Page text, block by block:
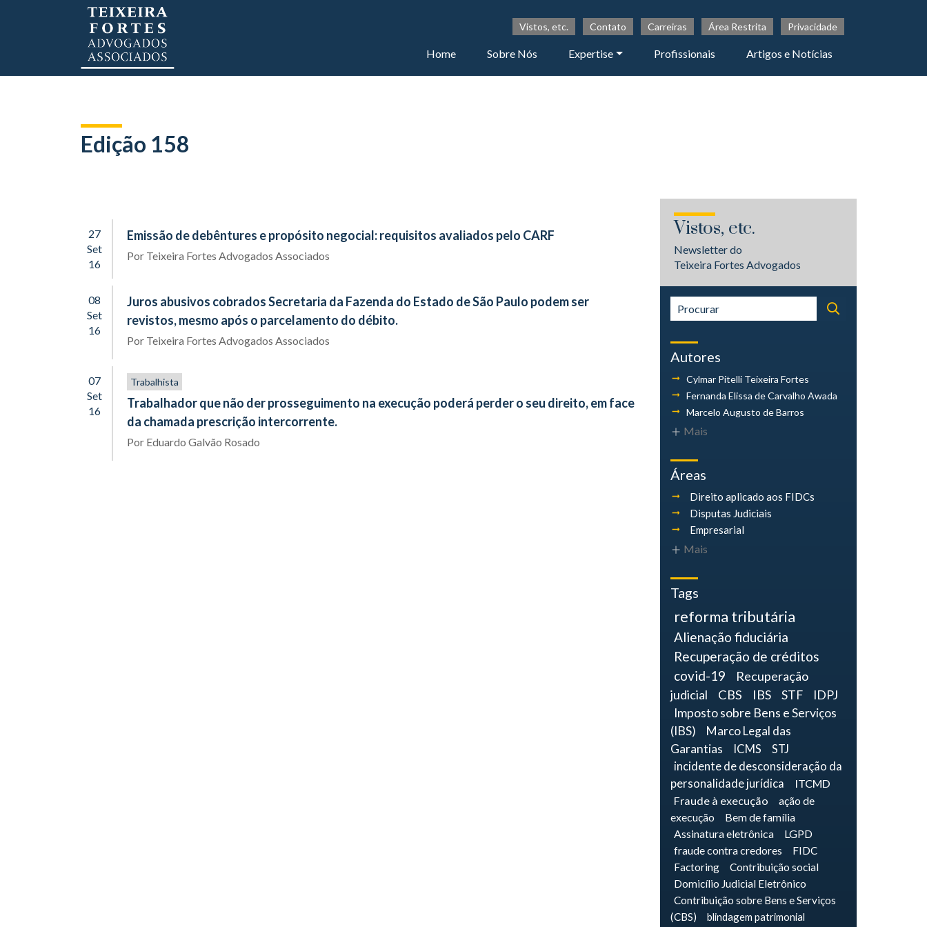
Vistos, etc. Contato Carreiras Área Restrita Privacidade
Home Sobre Nós Expertise Profissionais Artigos e Notícias
Edição 158
27
Set
16
Emissão de debêntures e propósito negocial: requisitos avaliados pelo CARF
Por Teixeira Fortes Advogados Associados
08
Set
16
Juros abusivos cobrados Secretaria da Fazenda do Estado de São Paulo podem ser
revistos, mesmo após o parcelamento do débito.
Por Teixeira Fortes Advogados Associados
07
Set
16
Trabalhista
Trabalhador que não der prosseguimento na execução poderá perder o seu direito, em face
da chamada prescrição intercorrente.
Por Eduardo Galvão Rosado
Vistos, etc.
Newsletter do
Teixeira Fortes Advogados
Autores
Cylmar Pitelli Teixeira Fortes
Fernanda Elissa de Carvalho Awada
Marcelo Augusto de Barros
Mais
Áreas
Direito aplicado aos FIDCs
Disputas Judiciais
Empresarial
Mais
Tags
reforma tributária
Alienação fiduciária
Recuperação de créditos
covid-19
Recuperação
judicial
CBS IBS STF
IDPJ
Imposto sobre Bens e Serviços
(IBS)
Marco Legal das
Garantias
ICMS
STJ
incidente de desconsideração da
personalidade jurídica
ITCMD
Fraude à execução
ação de
execução
Bem de família
Assinatura eletrônica
LGPD
fraude contra credores
FIDC
Factoring
Contribuição social
Domicílio Judicial Eletrônico
Contribuição sobre Bens e Serviços
(CBS)
blindagem patrimonial